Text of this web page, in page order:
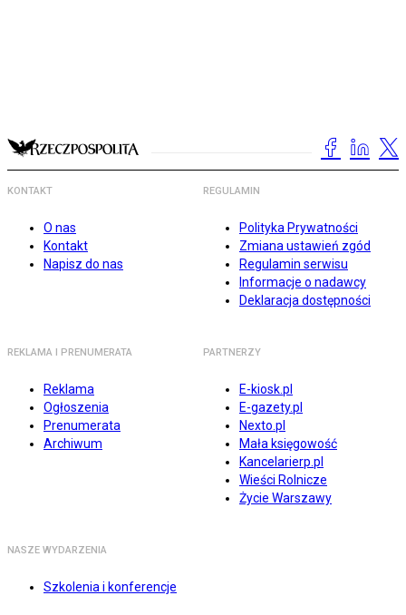
KONTAKT
O nas
Kontakt
Napisz do nas
REGULAMIN
Polityka Prywatności
Zmiana ustawień zgód
Regulamin serwisu
Informacje o nadawcy
Deklaracja dostępności
REKLAMA I PRENUMERATA
Reklama
Ogłoszenia
Prenumerata
Archiwum
PARTNERZY
E-kiosk.pl
E-gazety.pl
Nexto.pl
Mała księgowość
Kancelarierp.pl
Wieści Rolnicze
Życie Warszawy
NASZE WYDARZENIA
Szkolenia i konferencje